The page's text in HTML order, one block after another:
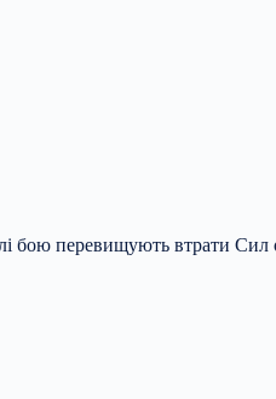
бою перевищують втрати